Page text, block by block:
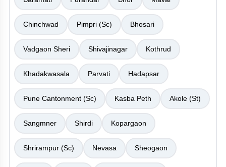
Chinchwad Pimpri (Sc) Bhosari
Vadgaon Sheri Shivajinagar Kothrud
Khadakwasala Parvati Hadapsar
Pune Cantonment (Sc) Kasba Peth Akole (St)
Sangmner Shirdi Kopargaon
Shrirampur (Sc) Nevasa Sheogaon